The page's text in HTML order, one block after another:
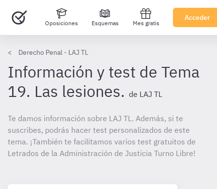
Oposiciones Esquemas Mes gratis
Acceder
Derecho Penal - LAJ TL
Información y test de Tema
19. Las lesiones. de LAJ TL
Te damos información sobre LAJ TL. Además, si te
suscribes, podrás hacer test personalizados de este
tema. ¡También te facilitamos varios test gratuitos de
Letrados de la Administración de Justicia Turno Libre!